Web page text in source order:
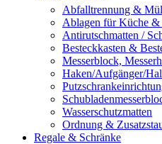
Abfalltrennung &
Ablagen für Küche &
Antirutschmatten /
Besteckkasten &
Messerblock,
Haken/Aufgänger/
Wasserschutzmatten
Ordnung &
Regale & Schränke